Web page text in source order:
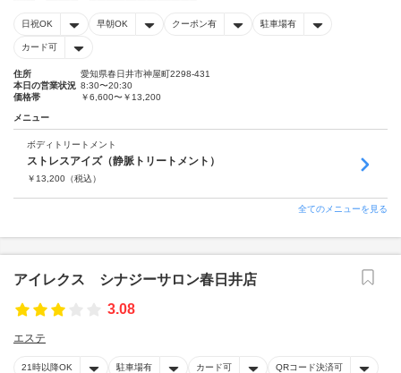
日祝OK 早朝OK クーポン有 駐車場有
カード可
住所
愛知県春日井市神屋町2298-431
本日の営業状況 8:30〜20:30
価格帯
￥6,600〜￥13,200
メニュー
ボディトリートメント
ストレスアイズ（静脈トリートメント）
￥ 13,200 （税込）
全てのメニューを見る
アイレクス シナジーサロン春日井店
3.08
エステ
21時以降OK 駐車場有 カード可 QRコード決済可